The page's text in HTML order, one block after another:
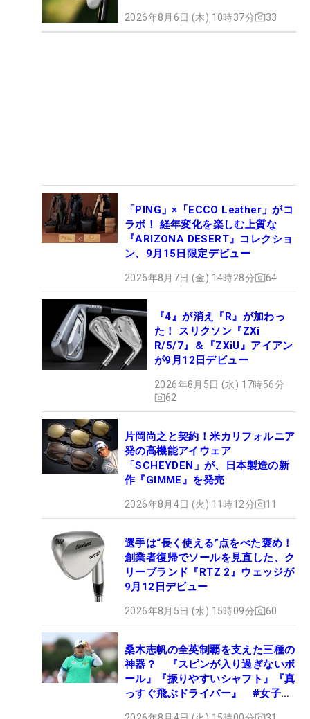
2026年8月6日 (木) 10時37分 33
「PING」×「ECCO Leather」がコ
ラボ！ 経年変化を楽しむ上質な
『ARIZONA DESERT』コレクショ
ン、9月15日限定デビュー
2026年8月7日 (金) 14時28分 64
『4』が消え『R』が加わっ
た！ スリクソン『ZXi
R/5/7』＆『ZXiU』アイアン
が9月12日デビュー
2026年8月5日 (水) 17時56分
62
片岡尚之と契約！米カリフォルニア
発の高機能アイウェア
「SCHEYDEN」が、日本製造の新
作『GIMME』を発売
2026年8月4日 (火) 11時12分 11
選手は“長く使える”点をべた褒め！
創業者復帰でソールを見直した、ク
リーブランド『RTZ 2』ウェッジが
9月12日デビュー
2026年8月5日 (水) 15時09分 60
桑木志帆の全英制覇を支えた三種の
神器？ 『スピンが入り過ぎないボ
ール』『振りやすいシャフト』『真
っすぐ飛ぶドライバー』 #女子プ